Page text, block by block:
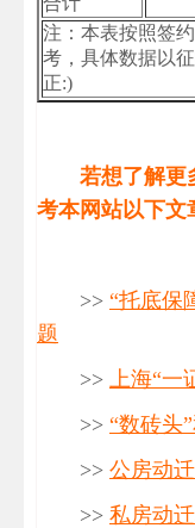
注：本表按照签
考，具体数据以
正:)
若想了解更
考本网站以下文
>> “托底保
题
>> 上海“一
>> “数砖头
>> 公房动
>> 私房动